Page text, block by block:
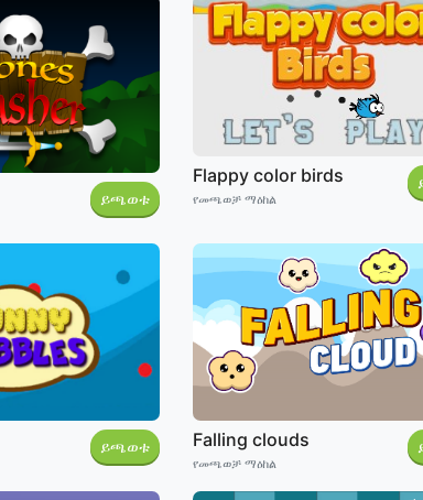
ይጫወቱ
Flappy color birds
የመጫወቻ ማዕከል
ይጫወቱ Falling clouds
የመጫወቻ ማዕከል